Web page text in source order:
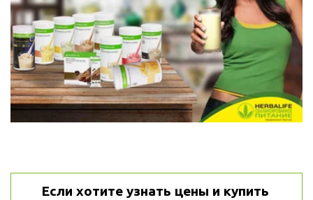
Если хотите узнать цены и купить